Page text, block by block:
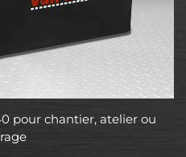
pour chantier, atelier ou